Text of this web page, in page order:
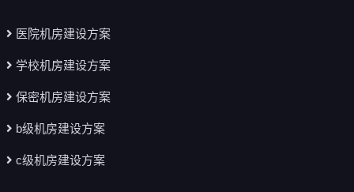
医院机房建设方案
学校机房建设方案
保密机房建设方案
b级机房建设方案
c级机房建设方案